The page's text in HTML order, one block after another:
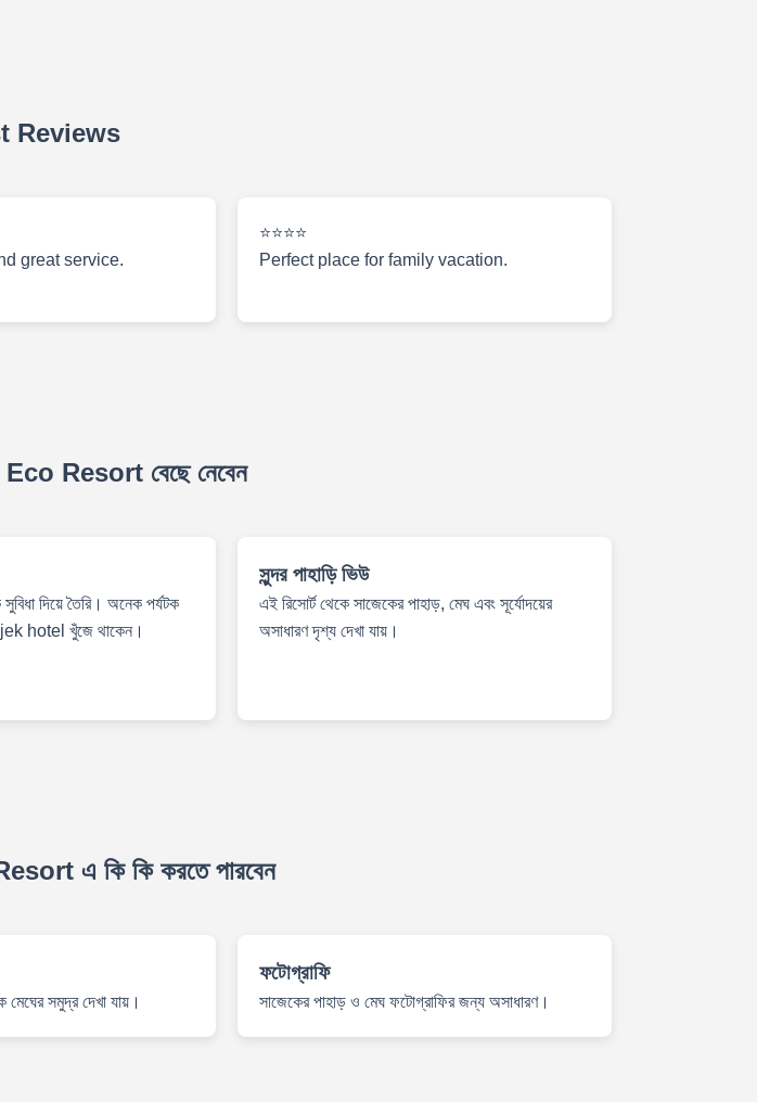
Reviews
great service.
⭐⭐⭐⭐
Perfect place for family vacation.
Resort বেছে নেবেন
দিয়ে তৈরি। অনেক পর্যটক
hotel খুঁজে থাকেন।
সুন্দর পাহাড়ি ভিউ
এই রিসোর্ট থেকে সাজেকের পাহাড়, মেঘ এবং সূর্যোদয়ের
অসাধারণ দৃশ্য দেখা যায়।
এ কি কি করতে পারবেন
মেঘের সমুদ্র দেখা যায়।
ফটোগ্রাফি
সাজেকের পাহাড় ও মেঘ ফটোগ্রাফির জন্য অসাধারণ।